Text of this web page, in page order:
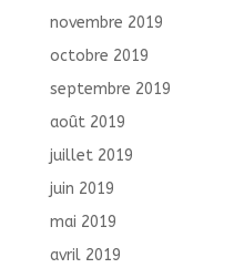
novembre 2019
octobre 2019
septembre 2019
août 2019
juillet 2019
juin 2019
mai 2019
avril 2019